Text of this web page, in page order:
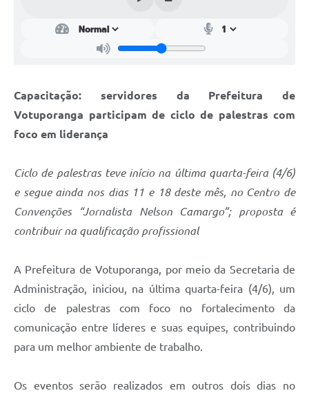
Capacitação: servidores da Prefeitura de
Votuporanga participam de ciclo de palestras com
foco em liderança
Ciclo de palestras teve início na última quarta-feira (4/6)
e segue ainda nos dias 11 e 18 deste mês, no Centro de
Convenções “Jornalista Nelson Camargo”; proposta é
contribuir na qualificação profissional
A Prefeitura de Votuporanga, por meio da Secretaria de
Administração, iniciou, na última quarta-feira (4/6), um
ciclo de palestras com foco no fortalecimento da
comunicação entre líderes e suas equipes, contribuindo
para um melhor ambiente de trabalho.
Os eventos serão realizados em outros dois dias no